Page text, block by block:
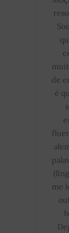
de
é
me